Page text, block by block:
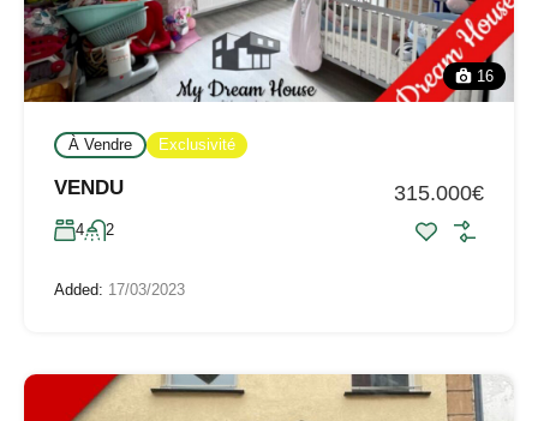
16
À Vendre Exclusivité
VENDU 315.000€
4 2
Added: 17/03/2023